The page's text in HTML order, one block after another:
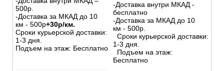
500р.
-Доставка за МКАД до 10
км - 500р+30р/км.
Сроки курьерской доставки:
1-3 дня.
Подъем на этаж: Бесплатно
-Доставка внутри МКАД -
бесплатно
-Доставка за МКАД до 10
км - 500р.
Сроки курьерской доставки:
1-3 дня.
Подъем на этаж:
Бесплатно